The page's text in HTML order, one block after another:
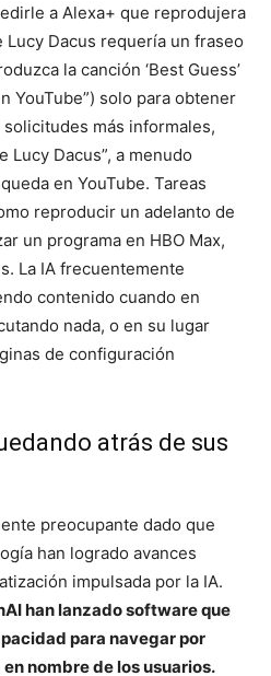
a Alexa+ que reprodujera
Dacus requería un fraseo
la canción ‘Best Guess’
YouTube”) solo para obtener
más informales,
Lucy Dacus”, a menudo
en YouTube. Tareas
reproducir un adelanto de
un programa en HBO Max,
La IA frecuentemente
contenido cuando en
nada, o en su lugar
de configuración
atrás de sus
preocupante dado que
han logrado avances
impulsada por la IA.
han lanzado software que
para navegar por
nombre de los usuarios.